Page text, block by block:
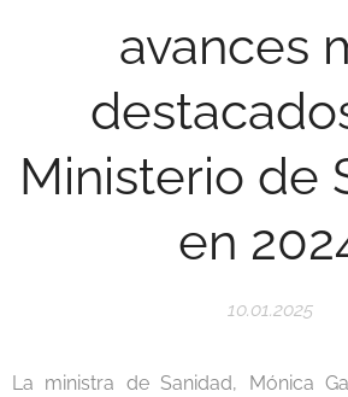
avances
Ministerio de
en
10.01.2025
La ministra de Sanidad, Mónica